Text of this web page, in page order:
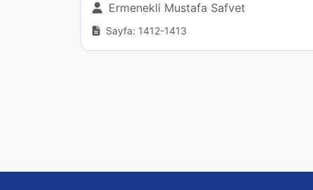
Ermenekli Mustafa Safvet
Sayfa: 1412-1413